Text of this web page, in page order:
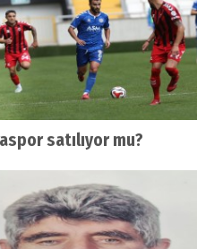
satılıyor mu?